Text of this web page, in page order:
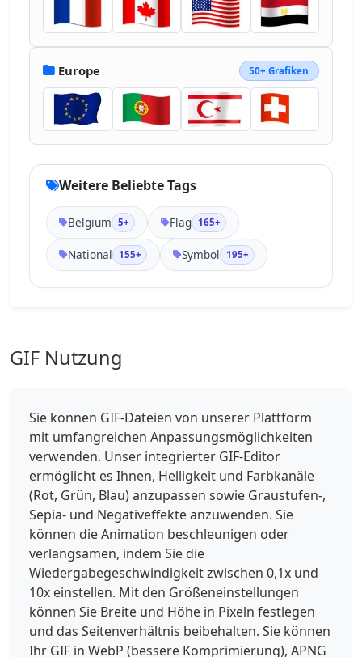
Europe 50+ Grafiken
Weitere Beliebte Tags
Belgium 5+ Flag 165+
National 155+ Symbol 195+
GIF Nutzung
Sie können GIF-Dateien von unserer Plattform
mit umfangreichen Anpassungsmöglichkeiten
verwenden. Unser integrierter GIF-Editor
ermöglicht es Ihnen, Helligkeit und Farbkanäle
(Rot, Grün, Blau) anzupassen sowie Graustufen-,
Sepia- und Negativeffekte anzuwenden. Sie
können die Animation beschleunigen oder
verlangsamen, indem Sie die
Wiedergabegeschwindigkeit zwischen 0,1x und
10x einstellen. Mit den Größeneinstellungen
können Sie Breite und Höhe in Pixeln festlegen
und das Seitenverhältnis beibehalten. Sie können
Ihr GIF in WebP (bessere Komprimierung), APNG